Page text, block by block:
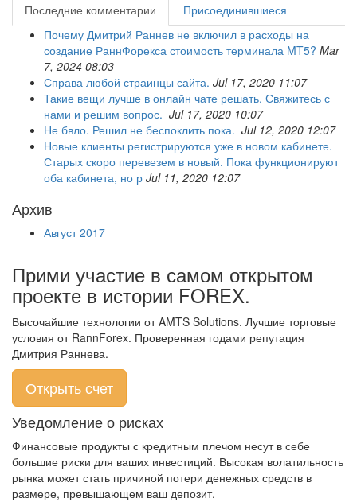
Последние комментарии
Присоединившиеся
Почему Дмитрий Раннев не включил в расходы на
создание РаннФорекса стоимость терминала MT5? Mar
7, 2024 08:03
Справа любой страинцы сайта. Jul 17, 2020 11:07
Такие вещи лучше в онлайн чате решать. Свяжитесь с
нами и решим вопрос. Jul 17, 2020 10:07
Не бвло. Решил не беспоклить пока. Jul 12, 2020 12:07
Новые клиенты регистрируются уже в новом кабинете.
Старых скоро перевезем в новый. Пока функционируют
оба кабинета, но р Jul 11, 2020 12:07
Архив
Август 2017
Прими участие в самом открытом
проекте в истории FOREX.
Высочайшие технологии от AMTS Solutions. Лучшие торговые
условия от RannForex. Проверенная годами репутация
Дмитрия Раннева.
Открыть счет
Уведомление о рисках
Финансовые продукты с кредитным плечом несут в себе
большие риски для ваших инвестиций. Высокая волатильность
рынка может стать причиной потери денежных средств в
размере, превышающем ваш депозит.